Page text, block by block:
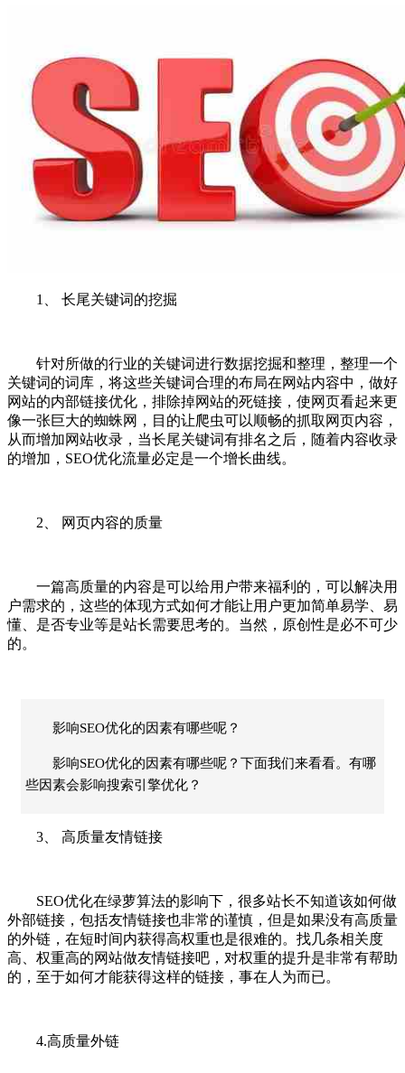
1、 长尾关键词的挖掘
针对所做的行业的关键词进行数据挖掘和整理，整理一个
关键词的词库，将这些关键词合理的布局在网站内容中，做好
网站的内部链接优化，排除掉网站的死链接，使网页看起来更
像一张巨大的蜘蛛网，目的让爬虫可以顺畅的抓取网页内容，
从而增加网站收录，当长尾关键词有排名之后，随着内容收录
的增加，SEO优化流量必定是一个增长曲线。
2、 网页内容的质量
一篇高质量的内容是可以给用户带来福利的，可以解决用
户需求的，这些的体现方式如何才能让用户更加简单易学、易
懂、是否专业等是站长需要思考的。当然，原创性是必不可少
的。
影响SEO优化的因素有哪些呢？
影响SEO优化的因素有哪些呢？下面我们来看看。有哪
些因素会影响搜索引擎优化？
3、 高质量友情链接
SEO优化在绿萝算法的影响下，很多站长不知道该如何做
外部链接，包括友情链接也非常的谨慎，但是如果没有高质量
的外链，在短时间内获得高权重也是很难的。找几条相关度
高、权重高的网站做友情链接吧，对权重的提升是非常有帮助
的，至于如何才能获得这样的链接，事在人为而已。
4.高质量外链